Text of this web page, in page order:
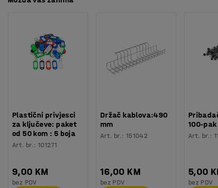
Uskladite svoj dekor ili unesite kontrastnu boju.
Odaberite između više boja u opuštajućoj i prirodnoj
paleti boja.
Specifikacija materijala
12 kg
Testirano: EN 13501-1, Cfl-S1
Kvaliteta - Eko oznaka
Byggvarubedömd ID: 85077
Plastični privjesci
za ključeve: paket
od 50 kom : 5 boja
Art. br.:101271
9,00 KM
bez PDV
Držač kablova:490
mm
Art. br.: 151042
16,00 KM
bez PDV
100-pak
Art. br.:
5,00
bez PDV